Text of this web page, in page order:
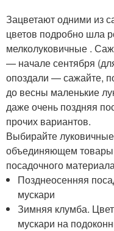
Зацветают одними из
цветов подробно шла
мелколуковичные .
— начале сентября
опоздали — сажайте,
до весны маленькие
даже очень поздняя
прочих вариантов.
Выбирайте
объединяющем товары
посадочного
Позднеосенняя
мускари
Зимняя клумба.
мускари на